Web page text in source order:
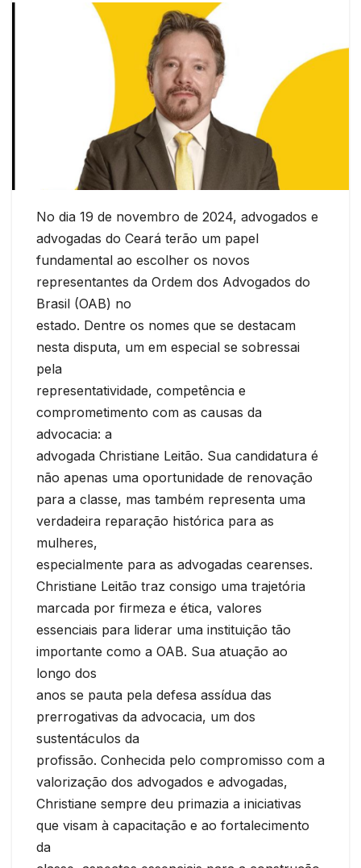
No dia 19 de novembro de 2024, advogados e
advogadas do Ceará terão um papel
fundamental ao escolher os novos
representantes da Ordem dos Advogados do
Brasil (OAB) no
estado. Dentre os nomes que se destacam
nesta disputa, um em especial se sobressai
pela
representatividade, competência e
comprometimento com as causas da
advocacia: a
advogada Christiane Leitão. Sua candidatura é
não apenas uma oportunidade de renovação
para a classe, mas também representa uma
verdadeira reparação histórica para as
mulheres,
especialmente para as advogadas cearenses.
Christiane Leitão traz consigo uma trajetória
marcada por firmeza e ética, valores
essenciais para liderar uma instituição tão
importante como a OAB. Sua atuação ao
longo dos
anos se pauta pela defesa assídua das
prerrogativas da advocacia, um dos
sustentáculos da
profissão. Conhecida pelo compromisso com a
valorização dos advogados e advogadas,
Christiane sempre deu primazia a iniciativas
que visam à capacitação e ao fortalecimento
da